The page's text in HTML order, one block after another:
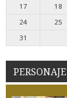
17
18
24
25
31